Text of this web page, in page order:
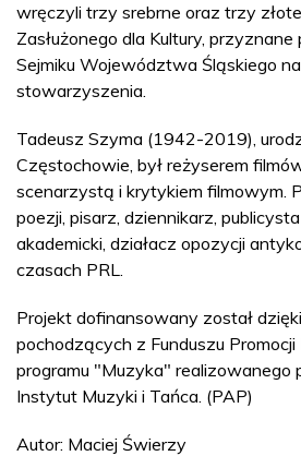
wręczyli trzy srebrne oraz trzy
Zasłużonego dla Kultury, przyznane
Sejmiku Województwa Śląskiego
stowarzyszenia.
Tadeusz Szyma (1942-2019),
Częstochowie, był reżyserem
scenarzystą i krytykiem filmowym.
poezji, pisarz, dziennikarz,
akademicki, działacz opozycji
czasach PRL.
Projekt dofinansowany został
pochodzących z Funduszu
programu "Muzyka" realizowanego
Instytut Muzyki i Tańca. (PAP)
Autor: Maciej Świerzy